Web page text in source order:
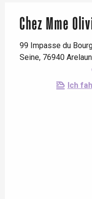
Chez Mme
99 Impasse du
Seine, 76940
Ich